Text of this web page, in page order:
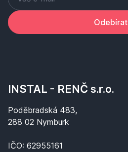
Odebírat
INSTAL - RENČ s.r.o.
Poděbradská 483,
288 02 Nymburk
IČO: 62955161